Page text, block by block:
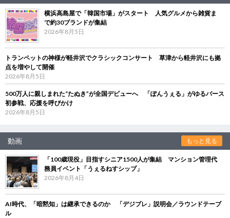
横浜高島屋で「韓国市場」がスタート 人気グルメから雑貨ま
で約30ブランドが集結
2026年8月5日
トランペットの神様が軽井沢でクラシックコンサート 草津から軽井沢にも拠
点を増やして開催
2026年8月5日
500万人に親しまれた“たぬき”が全国デビューへ 「ぽんうぇる」がゆるバース
初参戦、応援を呼びかけ
2026年8月5日
動画 もっと見る
「100歳現役」目指すシニア1500人が集結 マンション管理代
務員イベント「うぇるねすシップ」
2026年8月4日
AI時代、「暗黙知」は継承できるのか 「デジブレ」説明会／ラウンドテーブ
ル